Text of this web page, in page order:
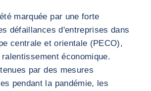
marquée par une forte
défaillances d'entreprises dans
centrale et orientale (PECO),
économique.
par des mesures
pendant la pandémie, les